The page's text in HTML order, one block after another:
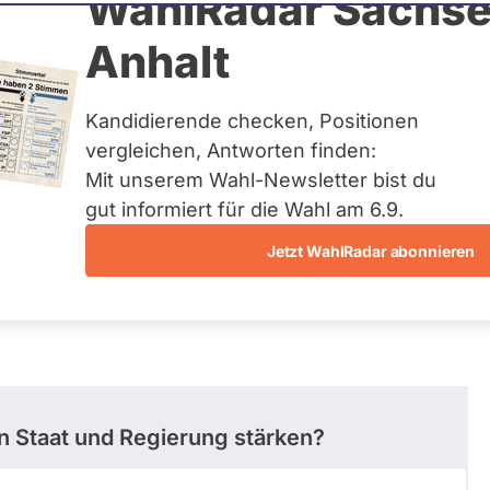
Anhalt
Kandidierende checken, Positionen
vergleichen, Antworten finden:
Mit unserem Wahl-Newsletter bist du
gut informiert für die Wahl am 6.9.
Jetzt WahlRadar abonnieren
Erding – Ebersberg
Staat und Regierung stärken?